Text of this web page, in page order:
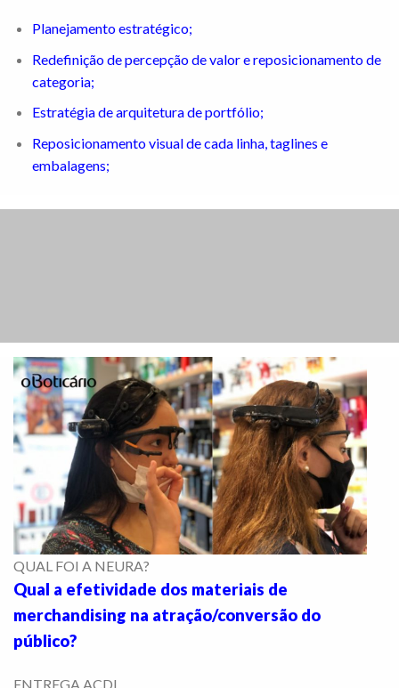
Planejamento estratégico;
Redefinição de percepção de valor e reposicionamento de
categoria;
Estratégia de arquitetura de portfólio;
Reposicionamento visual de cada linha, taglines e
embalagens;
QUAL FOI A NEURA?
Qual a efetividade dos materiais de
merchandising na atração/conversão do
público?
ENTREGA ACDI